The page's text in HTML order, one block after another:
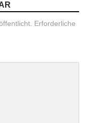
Erforderliche